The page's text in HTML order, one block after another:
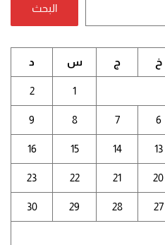
البحث
خ ج س د
1
2
6
7
8
9
13
14
15
16
20
21
22
23
27
28
29
30